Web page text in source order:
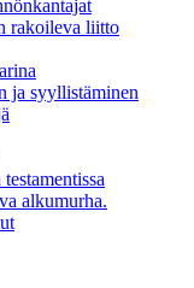
rakoileva liitto
ja syyllistäminen
alkumurha.